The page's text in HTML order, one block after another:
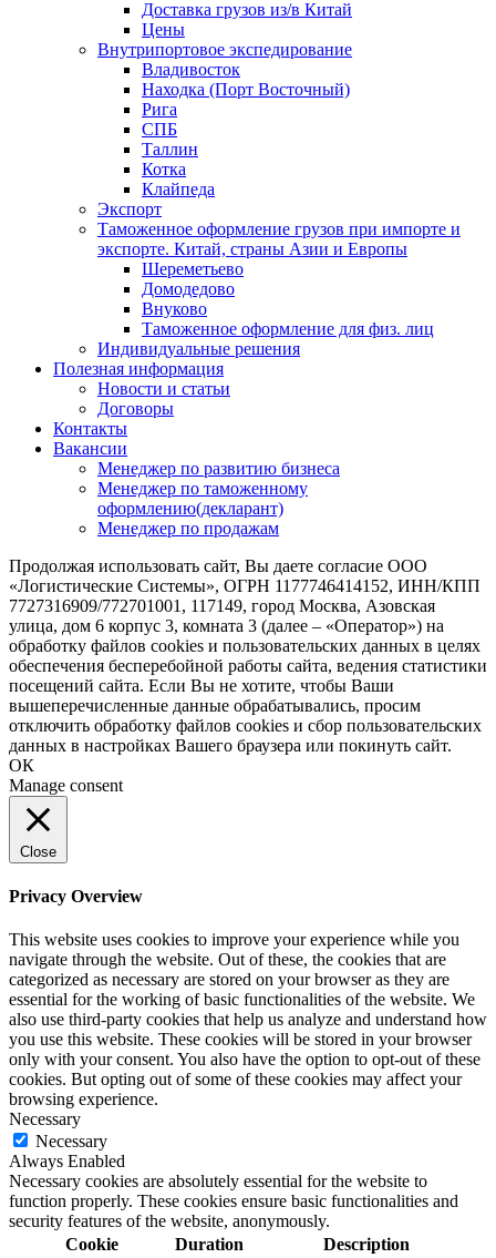
Доставка грузов из/в Китай
Цены
Внутрипортовое экспедирование
Владивосток
Находка (Порт Восточный)
Рига
СПБ
Таллин
Котка
Клайпеда
Экспорт
Таможенное оформление грузов при импорте и
экспорте. Китай, страны Азии и Европы
Шереметьево
Домодедово
Внуково
Таможенное оформление для физ. лиц
Индивидуальные решения
Полезная информация
Новости и статьи
Договоры
Контакты
Вакансии
Менеджер по развитию бизнеса
Менеджер по таможенному
оформлению(декларант)
Менеджер по продажам
Продолжая использовать сайт, Вы даете согласие ООО
«Логистические Системы», ОГРН 1177746414152, ИНН/КПП
7727316909/772701001, 117149, город Москва, Азовская
улица, дом 6 корпус 3, комната 3 (далее – «Оператор») на
обработку файлов cookies и пользовательских данных в целях
обеспечения бесперебойной работы сайта, ведения статистики
посещений сайта. Если Вы не хотите, чтобы Ваши
вышеперечисленные данные обрабатывались, просим
отключить обработку файлов cookies и сбор пользовательских
данных в настройках Вашего браузера или покинуть сайт.
ОК
Manage consent
Close
Privacy Overview
This website uses cookies to improve your experience while you
navigate through the website. Out of these, the cookies that are
categorized as necessary are stored on your browser as they are
essential for the working of basic functionalities of the website. We
also use third-party cookies that help us analyze and understand how
you use this website. These cookies will be stored in your browser
only with your consent. You also have the option to opt-out of these
cookies. But opting out of some of these cookies may affect your
browsing experience.
Necessary
Necessary
Always Enabled
Necessary cookies are absolutely essential for the website to
function properly. These cookies ensure basic functionalities and
security features of the website, anonymously.
Cookie
Duration Description